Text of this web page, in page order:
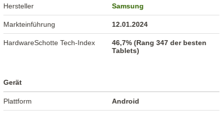
Hersteller Samsung
Markteinführung 12.01.2024
HardwareSchotte Tech-Index
46,7% (Rang 347 der besten
Tablets)
Gerät
Plattform Android